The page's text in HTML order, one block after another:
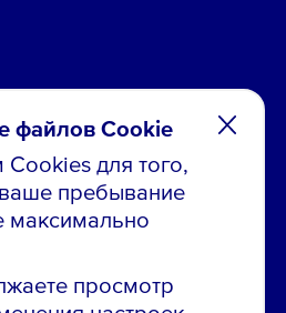
файлов Cookie
для того,
пребывание
максимально
просмотр
по вакансиям?